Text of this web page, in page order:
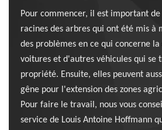
Pour commencer, il est important
racines des arbres qui ont été mis à
des problèmes en ce qui concerne
voitures et d'autres véhicules qui se
propriété. Ensuite, elles peuvent
gêne pour l'extension des zones
Pour faire le travail, nous vous
service de Louis Antoine Hoffmann